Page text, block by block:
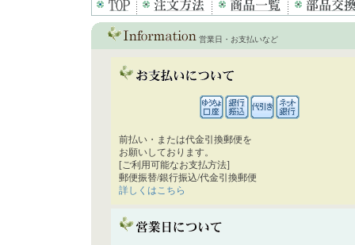
営業日・お支払いなど
前払い・または代金引換郵便を
お願いしております。
[ご利用可能なお支払方法]
郵便振替/銀行振込/代金引換郵便
詳しくはこちら